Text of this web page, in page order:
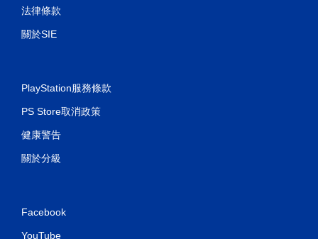
法律條款
關於SIE
PlayStation服務條款
PS Store取消政策
健康警告
關於分級
Facebook
YouTube